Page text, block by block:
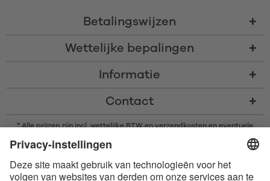
Betalingswijzen
Wettelijke bepalingen
Informatie
Contact
* Alle prijzen zijn incl. wettelijke BTW en verzendkosten en eventuele
rembourskosten, indien niet anders beschreven
handelsmerken van Bluetooth SIG, Inc. en elk gebruik van dergelijke